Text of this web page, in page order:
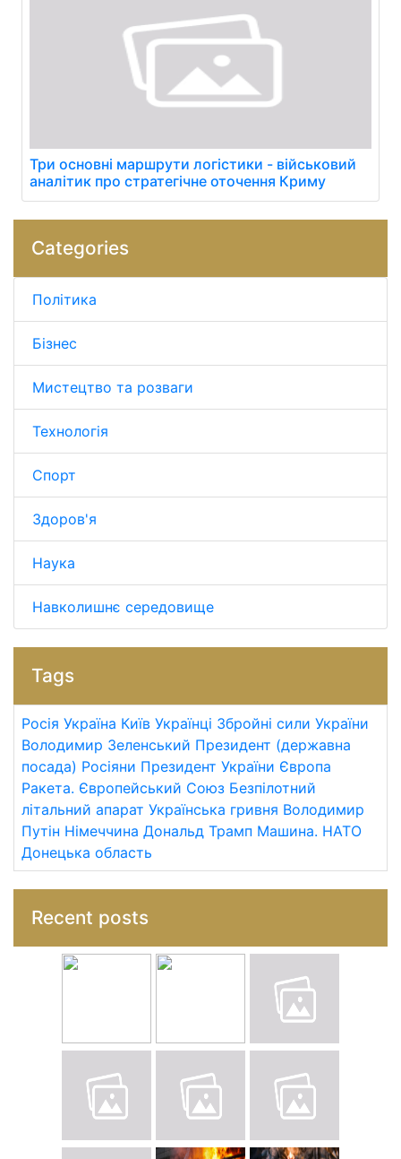
Три основні маршрути логістики - військовий
аналітик про стратегічне оточення Криму
Categories
Політика
Бізнес
Мистецтво та розваги
Технологія
Спорт
Здоров'я
Наука
Навколишнє середовище
Tags
Росія Україна Київ Українці Збройні сили України
Володимир Зеленський Президент (державна
посада) Росіяни Президент України Європа
Ракета. Європейський Союз Безпілотний
літальний апарат Українська гривня Володимир
Путін Німеччина Дональд Трамп Машина. НАТО
Донецька область
Recent posts